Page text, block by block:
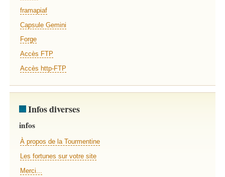
framapiaf
Capsule Gemini
Forge
Accès FTP
Accès http-FTP
Infos diverses
infos
À propos de la Tourmentine
Les fortunes sur votre site
Merci...